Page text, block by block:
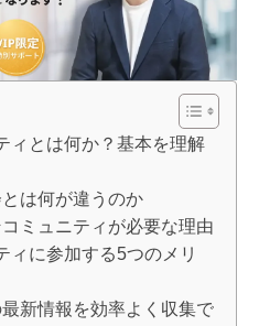
ィとは何か？基本を理解
は何が違うのか
ミュニティが必要な理由
ィに参加する5つのメリ
新情報を効率よく収集で